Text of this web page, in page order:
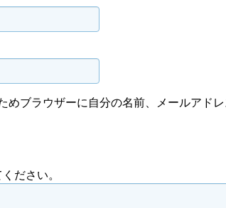
めブラウザーに自分の名前、メールアド
ださい。